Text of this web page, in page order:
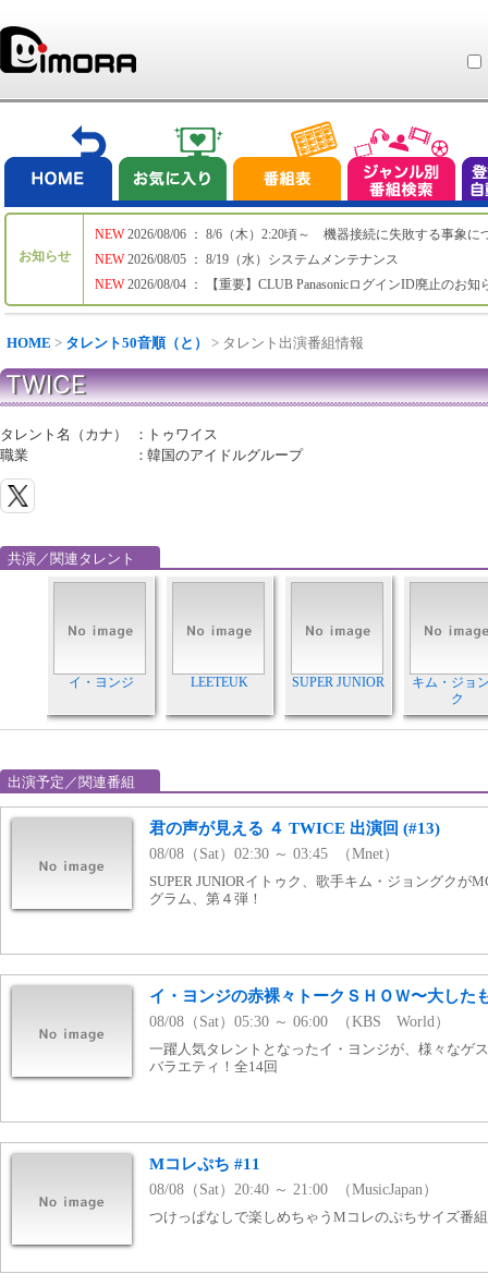
お知らせ
NEW
NEW
NEW
2026/08/06 ： 8/6（木）2:20頃～ 機器接続に失敗する事象に
2026/08/05 ： 8/19（水）システムメンテナンス
2026/08/04 ： 【重要】CLUB PanasonicログインID廃止のお知
HOME > タレント50音順（と） > タレント出演番組情報
TWICE
タレント名（カナ） ： トゥワイス
職業
：韓国のアイドルグループ
共演／関連タレント
イ・ヨンジ LEETEUK SUPER JUNIOR
キム・ジョ
ク
出演予定／関連番組
君の声が見える ４ TWICE 出演回 (#13)
08/08（Sat）02:30 ～ 03:45 （Mnet）
SUPER JUNIORイトゥク、歌手キム・ジョングクが
グラム、第４弾！
イ・ヨンジの赤裸々トークＳＨＯＷ〜大し
08/08（Sat）05:30 ～ 06:00 （KBS World）
一躍人気タレントとなったイ・ヨンジが、様々なゲ
バラエティ！全14回
Mコレぷち #11
08/08（Sat）20:40 ～ 21:00 （MusicJapan）
つけっぱなしで楽しめちゃうMコレのぷちサイズ番